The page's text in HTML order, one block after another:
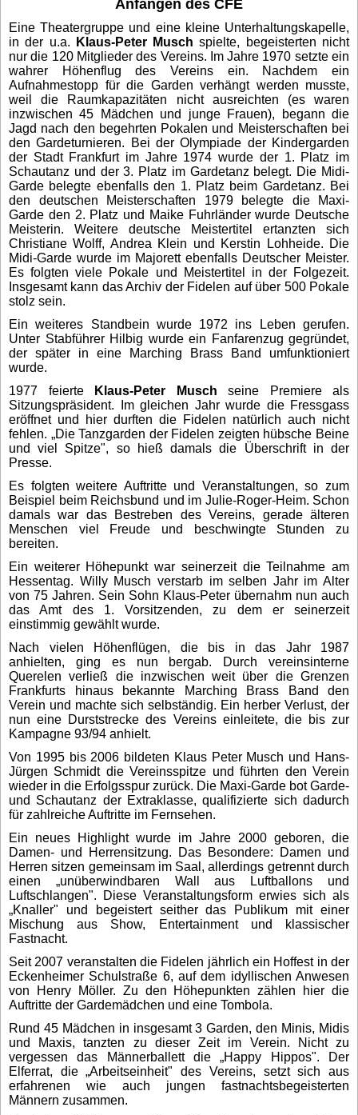
Anfängen des CFE
Eine Theatergruppe und eine kleine Unterhaltungskapelle,
in der u.a.
Klaus-Peter Musch spielte, begeisterten nicht
nur die 120 Mitglieder des Vereins. Im Jahre 1970 setzte ein
wahrer Höhenflug des Vereins ein. Nachdem ein
Aufnahmestopp für die Garden verhängt werden musste,
weil die Raumkapazitäten nicht ausreichten (es waren
inzwischen 45 Mädchen und junge Frauen), begann die
Jagd nach den begehrten Pokalen und Meisterschaften bei
den Gardeturnieren. Bei der Olympiade der Kindergarden
der Stadt Frankfurt im Jahre 1974 wurde der 1. Platz im
Schautanz und der 3. Platz im Gardetanz belegt. Die Midi-
Garde belegte ebenfalls den 1. Platz beim Gardetanz. Bei
den deutschen Meisterschaften 1979 belegte die Maxi-
Garde den 2. Platz und Maike Fuhrländer wurde Deutsche
Meisterin. Weitere deutsche Meistertitel ertanzten sich
Christiane Wolff, Andrea Klein und Kerstin Lohheide. Die
Midi-Garde wurde im Majorett ebenfalls Deutscher Meister.
Es folgten viele Pokale und Meistertitel in der Folgezeit.
Insgesamt kann das Archiv der Fidelen auf über 500 Pokale
stolz sein.
Ein weiteres Standbein wurde 1972 ins Leben gerufen.
Unter Stabführer Hilbig wurde ein Fanfarenzug gegründet,
der später in eine Marching Brass Band umfunktioniert
wurde.
1977 feierteKlaus-Peter Musch seine Premiere als
Sitzungspräsident. Im gleichen Jahr wurde die Fressgass
eröffnet und hier durften die Fidelen natürlich auch nicht
fehlen. „Die Tanzgarden der Fidelen zeigten hübsche Beine
und viel Spitze", so hieß damals die Überschrift in der
Presse.
Es folgten weitere Auftritte und Veranstaltungen, so zum
Beispiel beim Reichsbund und im Julie-Roger-Heim. Schon
damals war das Bestreben des Vereins, gerade älteren
Menschen viel Freude und beschwingte Stunden zu
bereiten.
Ein weiterer Höhepunkt war seinerzeit die Teilnahme am
Hessentag. Willy Musch verstarb im selben Jahr im Alter
von 75 Jahren. Sein Sohn Klaus-Peter übernahm nun auch
das Amt des 1. Vorsitzenden, zu dem er seinerzeit
einstimmig gewählt wurde.
Nach vielen Höhenflügen, die bis in das Jahr 1987
anhielten, ging es nun bergab. Durch vereinsinterne
Querelen verließ die inzwischen weit über die Grenzen
Frankfurts hinaus bekannte Marching Brass Band den
Verein und machte sich selbständig. Ein herber Verlust, der
nun eine Durststrecke des Vereins einleitete, die bis zur
Kampagne 93/94 anhielt.
Von 1995 bis 2006 bildeten Klaus Peter Musch und Hans-
Jürgen Schmidt die Vereinsspitze und führten den Verein
wieder in die Erfolgsspur zurück. Die Maxi-Garde bot Garde-
und Schautanz der Extraklasse, qualifizierte sich dadurch
für zahlreiche Auftritte im Fernsehen.
Ein neues Highlight wurde im Jahre 2000 geboren, die
Damen- und Herrensitzung. Das Besondere: Damen und
Herren sitzen gemeinsam im Saal, allerdings getrennt durch
einen „unüberwindbaren Wall aus Luftballons und
Luftschlangen". Diese Veranstaltungsform erwies sich als
„Knaller" und begeistert seither das Publikum mit einer
Mischung aus Show, Entertainment und klassischer
Fastnacht.
Seit 2007 veranstalten die Fidelen jährlich ein Hoffest in der
Eckenheimer Schulstraße 6, auf dem idyllischen Anwesen
von Henry Möller. Zu den Höhepunkten zählen hier die
Auftritte der Gardemädchen und eine Tombola.
Rund 45 Mädchen in insgesamt 3 Garden, den Minis, Midis
und Maxis, tanzten zu dieser Zeit im Verein. Nicht zu
vergessen das Männerballett die „Happy Hippos". Der
Elferrat, die „Arbeitseinheit" des Vereins, setzt sich aus
erfahrenen wie auch jungen fastnachtsbegeisterten
Männern zusammen.